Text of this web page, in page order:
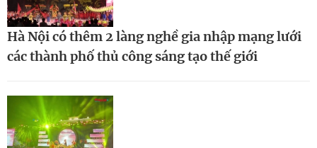
Hà Nội có thêm 2 làng nghề gia nhập mạng lưới
các thành phố thủ công sáng tạo thế giới